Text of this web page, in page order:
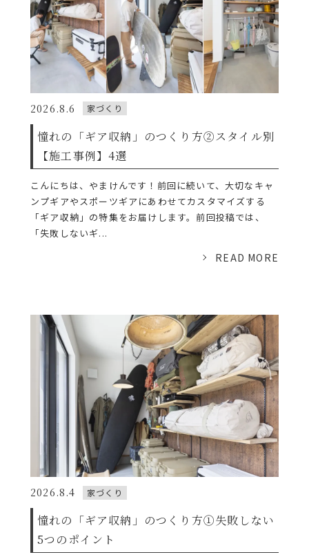
2026.8.6 家づくり
憧れの「ギア収納」のつくり方②スタイル別
【施工事例】4選
こんにちは、やまけんです！前回に続いて、大切なキャ
ンプギアやスポーツギアにあわせてカスタマイズする
「ギア収納」の特集をお届けします。前回投稿では、
「失敗しないギ...
READ MORE
2026.8.4 家づくり
憧れの「ギア収納」のつくり方①失敗しない
5つのポイント